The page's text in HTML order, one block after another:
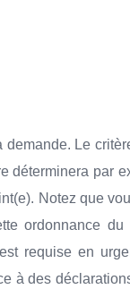
Le
déterminera par
Notez que
ordonnance du
requise en
à des